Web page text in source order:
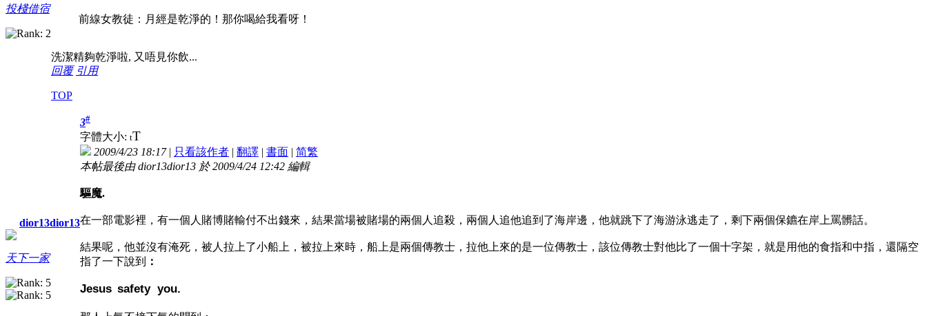
投棧借宿
前線女教徒：月經是乾淨的！那你喝給我看呀！
洗潔精夠乾淨啦, 又唔見你飲...
回覆 引用
TOP
dior13dior13
天下一家
3#
字體大小: tT
2009/4/23 18:17| 只看該作者 | 翻譯 | 書面 | 简繁
本帖最後由 dior13dior13 於 2009/4/24 12:42 編輯
驅魔.
在一部電影裡，有一個人賭博賭輸付不出錢來，結果當場被賭場的兩個人追殺，兩個人追他追到了海岸邊，他就跳下了海游泳逃走了，剩下兩個保鑣在岸上罵髒話。
結果呢，他並沒有淹死，被人拉上了小船上，被拉上來時，船上是兩個傳教士，拉他上來的是一位傳教士，該位傳教士對他比了一個十字架，就是用他的食指和中指，還隔空
指了一下說到
：
Jesus safety you.